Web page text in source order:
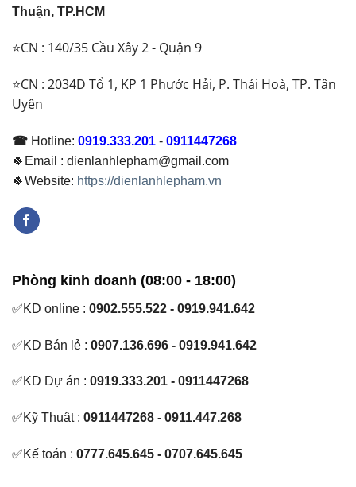
Thuận, TP.HCM
⭐CN : 140/35 Cầu Xây 2 - Quận 9
⭐CN : 2034D Tổ 1, KP 1 Phước Hải, P. Thái Hoà, TP. Tân
Uyên
☎ Hotline: 0919.333.201 - 0911447268
🍀Email : dienlanhlepham@gmail.com
🍀Website: https://dienlanhlepham.vn
Phòng kinh doanh (08:00 - 18:00)
✅KD online : 0902.555.522 - 0919.941.642
✅KD Bán lẻ : 0907.136.696 - 0919.941.642
✅KD Dự án : 0919.333.201 - 0911447268
✅Kỹ Thuật : 0911447268 - 0911.447.268
✅Kế toán : 0777.645.645 - 0707.645.645